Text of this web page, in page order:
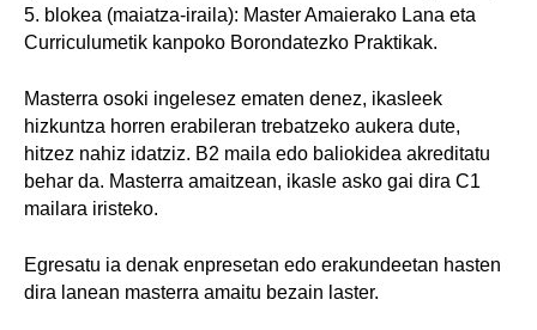
5. blokea (maiatza-iraila): Master Amaierako Lana eta
Curriculumetik kanpoko Borondatezko Praktikak.
Masterra osoki ingelesez ematen denez, ikasleek
hizkuntza horren erabileran trebatzeko aukera dute,
hitzez nahiz idatziz. B2 maila edo baliokidea akreditatu
behar da. Masterra amaitzean, ikasle asko gai dira C1
mailara iristeko.
Egresatu ia denak enpresetan edo erakundeetan hasten
dira lanean masterra amaitu bezain laster.